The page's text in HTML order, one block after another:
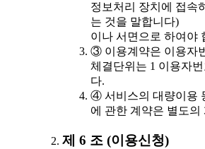
정보처리 장치에 접속
는 것을 말합니다)
이나 서면으로 하여야
③ 이용계약은 이용자
체결단위는 1 이용자
다.
④ 서비스의 대량이용
에 관한 계약은 별도의
제 6 조 (이용신청)